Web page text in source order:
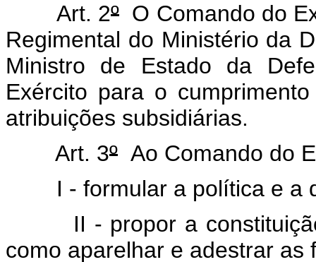
Art. 2º O Comando do
Regimental do Ministério da
Ministro de Estado da
Exército para o
atribuições subsidiárias.
Art. 3º Ao Comando do
I - formular a política e a
II - propor a
como aparelhar e adestrar as